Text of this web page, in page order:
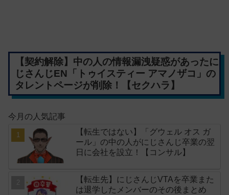
【契約解除】中の人の情報漏洩疑惑があったに
じさんじEN「トゥイスティー アマノザコ」の
タレントページが削除！【セクハラ】
今月の人気記事
【転生ではない】「グウェル オス ガ
ール」の中の人がにじさんじ卒業の翌
日に会社を設立！【コンサル】
【転生先】にじさんじVTAを卒業また
は退学したメンバーのその後まとめ